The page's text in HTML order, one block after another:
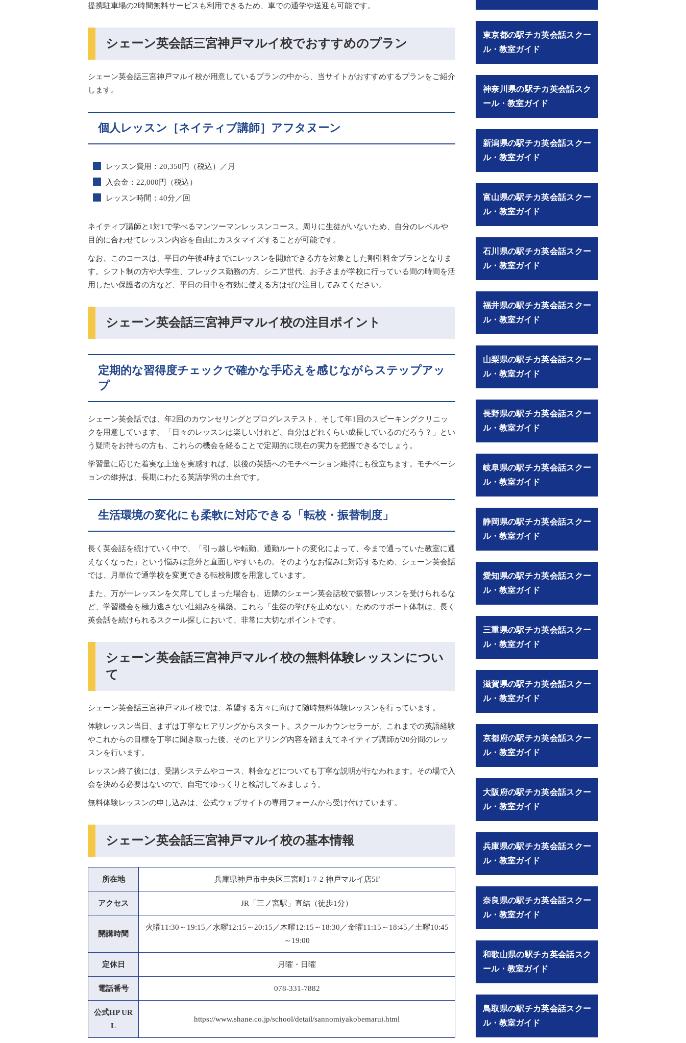
提携駐車場の2時間無料サービスも利用できるため、車での通学や送迎も可能です。
シェーン英会話三宮神戸マルイ校でおすすめのプラン
シェーン英会話三宮神戸マルイ校が用意しているプランの中から、当サイトがおすすめするプランをご紹介
します。
個人レッスン［ネイティブ講師］アフタヌーン
レッスン費用：20,350円（税込）／月
入会金：22,000円（税込）
レッスン時間：40分／回
ネイティブ講師と1対1で学べるマンツーマンレッスンコース。周りに生徒がいないため、自分のレベルや
目的に合わせてレッスン内容を自由にカスタマイズすることが可能です。
なお、このコースは、平日の午後4時までにレッスンを開始できる方を対象とした割引料金プランとなりま
す。シフト制の方や大学生、フレックス勤務の方、シニア世代、お子さまが学校に行っている間の時間を活
用したい保護者の方など、平日の日中を有効に使える方はぜひ注目してみてください。
シェーン英会話三宮神戸マルイ校の注目ポイント
定期的な習得度チェックで確かな手応えを感じながらステップアッ
プ
シェーン英会話では、年2回のカウンセリングとプログレステスト、そして年1回のスピーキングクリニッ
クを用意しています。「日々のレッスンは楽しいけれど、自分はどれくらい成長しているのだろう？」とい
う疑問をお持ちの方も、これらの機会を経ることで定期的に現在の実力を把握できるでしょう。
学習量に応じた着実な上達を実感すれば、以後の英語へのモチベーション維持にも役立ちます。モチベーシ
ョンの維持は、長期にわたる英語学習の土台です。
生活環境の変化にも柔軟に対応できる「転校・振替制度」
長く英会話を続けていく中で、「引っ越しや転勤、通勤ルートの変化によって、今まで通っていた教室に通
えなくなった」という悩みは意外と直面しやすいもの。そのようなお悩みに対応するため、シェーン英会話
では、月単位で通学校を変更できる転校制度を用意しています。
また、万が一レッスンを欠席してしまった場合も、近隣のシェーン英会話校で振替レッスンを受けられるな
ど、学習機会を極力逃さない仕組みを構築。これら「生徒の学びを止めない」ためのサポート体制は、長く
英会話を続けられるスクール探しにおいて、非常に大切なポイントです。
シェーン英会話三宮神戸マルイ校の無料体験レッスンについ
て
シェーン英会話三宮神戸マルイ校では、希望する方々に向けて随時無料体験レッスンを行っています。
体験レッスン当日、まずは丁寧なヒアリングからスタート。スクールカウンセラーが、これまでの英語経験
やこれからの目標を丁寧に聞き取った後、そのヒアリング内容を踏まえてネイティブ講師が20分間のレッ
スンを行います。
レッスン終了後には、受講システムやコース、料金などについても丁寧な説明が行なわれます。その場で入
会を決める必要はないので、自宅でゆっくりと検討してみましょう。
無料体験レッスンの申し込みは、公式ウェブサイトの専用フォームから受け付けています。
シェーン英会話三宮神戸マルイ校の基本情報
所在地 兵庫県神戸市中央区三宮町1-7-2 神戸マルイ店5F
アクセス JR「三ノ宮駅」直結（徒歩1分）
開講時間
火曜11:30～19:15／水曜12:15～20:15／木曜12:15～18:30／金曜11:15～18:45／土曜10:45
～19:00
定休日 月曜・日曜
電話番号 078-331-7882
公式HP UR
L
https://www.shane.co.jp/school/detail/sannomiyakobemarui.html
東京都の駅チカ英会話スクー
ル・教室ガイド
神奈川県の駅チカ英会話スク
ール・教室ガイド
新潟県の駅チカ英会話スクー
ル・教室ガイド
富山県の駅チカ英会話スクー
ル・教室ガイド
石川県の駅チカ英会話スクー
ル・教室ガイド
福井県の駅チカ英会話スクー
ル・教室ガイド
山梨県の駅チカ英会話スクー
ル・教室ガイド
長野県の駅チカ英会話スクー
ル・教室ガイド
岐阜県の駅チカ英会話スクー
ル・教室ガイド
静岡県の駅チカ英会話スクー
ル・教室ガイド
愛知県の駅チカ英会話スクー
ル・教室ガイド
三重県の駅チカ英会話スクー
ル・教室ガイド
滋賀県の駅チカ英会話スクー
ル・教室ガイド
京都府の駅チカ英会話スクー
ル・教室ガイド
大阪府の駅チカ英会話スクー
ル・教室ガイド
兵庫県の駅チカ英会話スクー
ル・教室ガイド
奈良県の駅チカ英会話スクー
ル・教室ガイド
和歌山県の駅チカ英会話スク
ール・教室ガイド
鳥取県の駅チカ英会話スクー
ル・教室ガイド